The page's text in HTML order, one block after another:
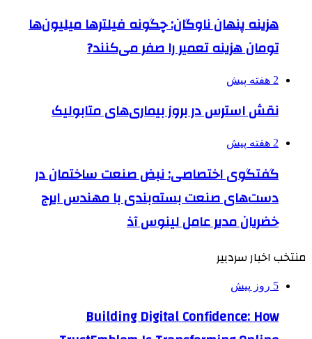
هزینه پنهان ناوگان: چگونه فیلترها میلیون‌ها
تومان هزینه تعمیر را صفر می‌کنند?
2 هفته پیش
نقش استرس در بروز بیماری‌های متابولیک
2 هفته پیش
گفتگوی اختصاصی: نبض صنعت ساختمان در
دست‌های صنعت بسته‌بندی با مهندس ایرج
خضریان مدیر عامل لینوس آذ
منتخب اخبار سردبیر
5 روز پیش
Building Digital Confidence: How